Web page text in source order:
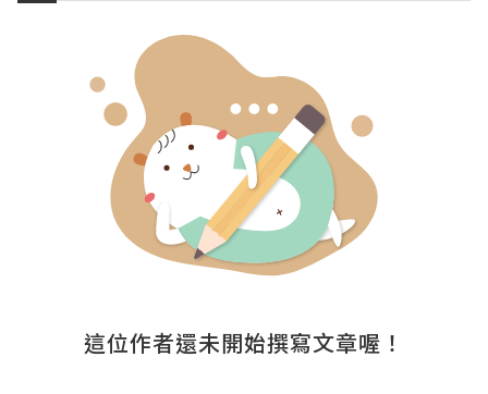
這位作者還未開始撰寫文章喔！